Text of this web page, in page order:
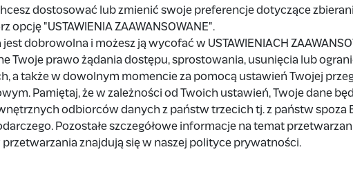
proces weryfikacji?
wpłat?
dostosować lub zmienić swoje preferencje dotyczące
opcję "USTAWIENIA ZAAWANSOWANE".
jest dobrowolna i możesz ją wycofać w USTAWIENIACH
Twoje prawo żądania dostępu, sprostowania, usunięcia lub
a także w dowolnym momencie za pomocą ustawień Twojej
Pamiętaj, że w zależności od Twoich ustawień, Twoje dane
odbiorców danych z państw trzecich tj. z państw spoza
Pozostałe szczegółowe informacje na temat
znajdują się w naszej polityce prywatności.